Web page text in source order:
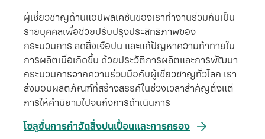
ผู้เชี่ยวชาญด้านแอปพลิเคชันของเราทํางานร่วมกันเป็น
รายบุคคลเพื่อช่วยปรับปรุงประสิทธิภาพของ
กระบวนการ ลดสิ่งเจือปน และแก้ปัญหาความท้าทายใน
การผลิตเมื่อเกิดขึ้น ด้วยประวัติการผลิตและการพัฒนา
กระบวนการจากความร่วมมือกับผู้เชี่ยวชาญทั่วโลก เรา
ส่งมอบผลิตภัณฑ์ที่สร้างสรรค์ในช่วงเวลาสําคัญตั้งแต่
การให้คำนิยามไปจนถึงการดําเนินการ
โซลูชั่นการกำจัดสิ่งปนเปื้อนและการกรอง